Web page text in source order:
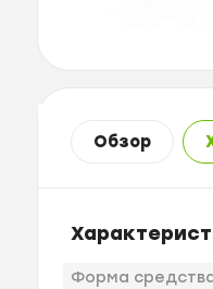
Обзор
Форма